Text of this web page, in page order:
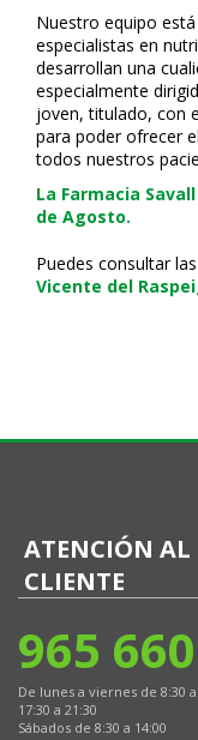
Nuestro equipo
especialistas en
desarrollan una
especialmente
joven, titulado, con
para poder ofrecer
todos nuestros
La Farmacia
de Agosto.
Puedes consultar las
Vicente del
ATENCIÓN AL
CLIENTE
965
De lunes a viernes de 8:30
17:30 a 21:30
Sábados de 8:30 a 14:00